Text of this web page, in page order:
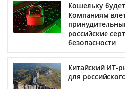
Кошельку
Компаниям
российские
безопасности
Китайский ИТ-
для